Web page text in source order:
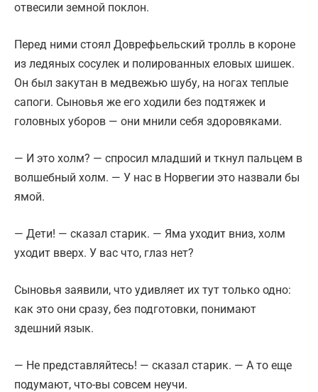
отвесили земной поклон.
Перед ними стоял Доврефьельский тролль в короне
из ледяных сосулек и полированных еловых шишек.
Он был закутан в медвежью шубу, на ногах теплые
сапоги. Сыновья же его ходили без подтяжек и
головных уборов — они мнили себя здоровяками.
— И это холм? — спросил младший и ткнул пальцем в
волшебный холм. — У нас в Норвегии это назвали бы
ямой.
— Дети! — сказал старик. — Яма уходит вниз, холм
уходит вверх. У вас что, глаз нет?
Сыновья заявили, что удивляет их тут только одно:
как это они сразу, без подготовки, понимают
здешний язык.
— Не представляйтесь! — сказал старик. — А то еще
подумают, что-вы совсем неучи.